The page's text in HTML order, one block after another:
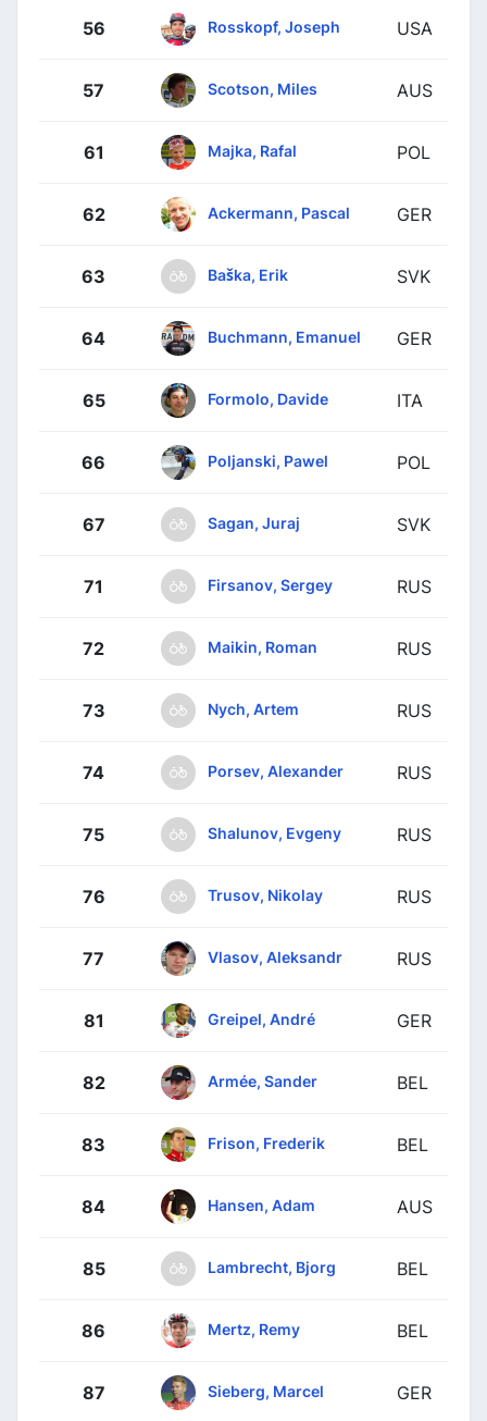
56 Rosskopf, Joseph USA
57 Scotson, Miles AUS
61 Majka, Rafal POL
62 Ackermann, Pascal GER
63 Baška, Erik SVK
64 Buchmann, Emanuel GER
65 Formolo, Davide ITA
66 Poljanski, Pawel POL
67 Sagan, Juraj SVK
71 Firsanov, Sergey RUS
72 Maikin, Roman RUS
73 Nych, Artem RUS
74 Porsev, Alexander RUS
75 Shalunov, Evgeny RUS
76 Trusov, Nikolay RUS
77 Vlasov, Aleksandr RUS
81 Greipel, André GER
82 Armée, Sander BEL
83 Frison, Frederik BEL
84 Hansen, Adam AUS
85 Lambrecht, Bjorg BEL
86 Mertz, Remy BEL
87 Sieberg, Marcel GER